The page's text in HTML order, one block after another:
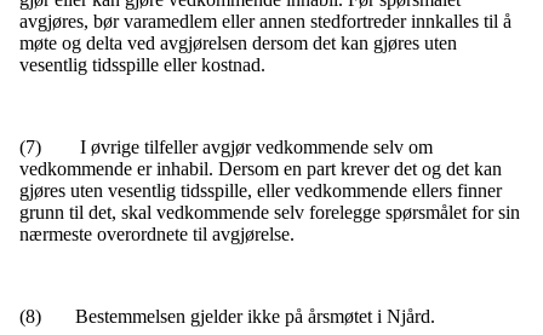
avgjøres, bør varamedlem eller annen stedfortreder innkalles til å
møte og delta ved avgjørelsen dersom det kan gjøres uten
vesentlig tidsspille eller kostnad.
(7) I øvrige tilfeller avgjør vedkommende selv om
vedkommende er inhabil. Dersom en part krever det og det kan
gjøres uten vesentlig tidsspille, eller vedkommende ellers finner
grunn til det, skal vedkommende selv forelegge spørsmålet for sin
nærmeste overordnete til avgjørelse.
(8) Bestemmelsen gjelder ikke på årsmøtet i Njård.